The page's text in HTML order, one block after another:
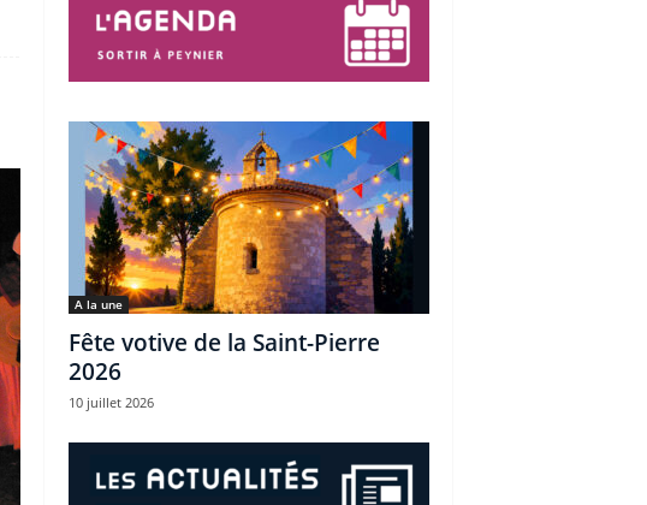
A la une
Fête votive de la Saint-Pierre
2026
10 juillet 2026